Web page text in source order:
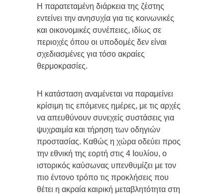
Η παρατεταμένη διάρκεια της ζέστης
εντείνει την ανησυχία για τις κοινωνικές
και οικονομικές συνέπειες, ιδίως σε
περιοχές όπου οι υποδομές δεν είναι
σχεδιασμένες για τόσο ακραίες
θερμοκρασίες.
Η κατάσταση αναμένεται να παραμείνει
κρίσιμη τις επόμενες ημέρες, με τις αρχές
να απευθύνουν συνεχείς συστάσεις για
ψυχραιμία και τήρηση των οδηγιών
προστασίας. Καθώς η χώρα οδεύει προς
την εθνική της εορτή στις 4 Ιουλίου, ο
ιστορικός καύσωνας υπενθυμίζει με τον
πιο έντονο τρόπο τις προκλήσεις που
θέτει η ακραία καιρική μεταβλητότητα στη